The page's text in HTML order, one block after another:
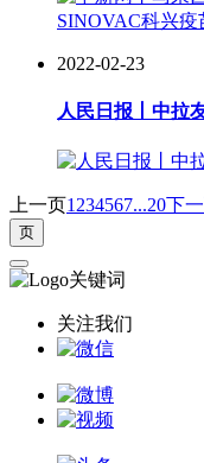
2022-02-23
人民日报丨中拉
上一页1 234567...20下
关注我们